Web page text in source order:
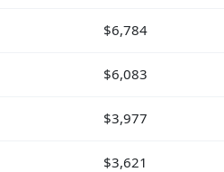
$6,784
$6,083
$3,977
$3,621